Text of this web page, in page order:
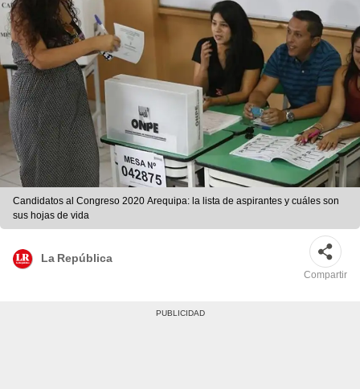
Candidatos al Congreso 2020 Arequipa: la lista de aspirantes y cuáles son
sus hojas de vida
La República
Compartir